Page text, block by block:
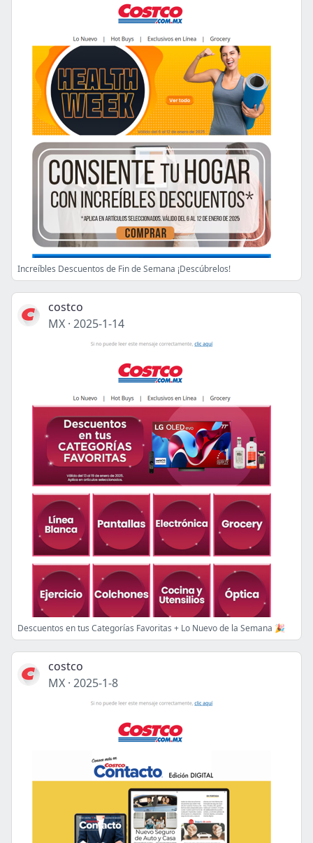
Increíbles Descuentos de Fin de Semana ¡Descúbrelos!
costco
MX · 2025-1-14
Descuentos en tus Categorías Favoritas + Lo Nuevo de la Semana 🎉
costco
MX · 2025-1-8